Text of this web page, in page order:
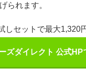
られます。
しセットで最大1,320
ズダイレクト 公式